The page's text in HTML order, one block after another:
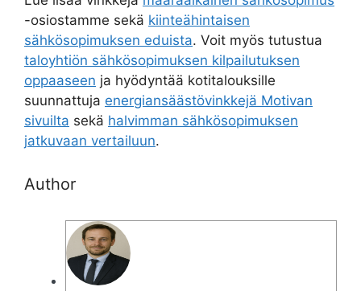
-osiostamme sekä kiinteähintaisen
sähkösopimuksen eduista. Voit myös tutustua
taloyhtiön sähkösopimuksen kilpailutuksen
oppaaseen ja hyödyntää kotitalouksille
suunnattuja energiansäästövinkkejä Motivan
sivuilta sekä halvimman sähkösopimuksen
jatkuvaan vertailuun.
Author